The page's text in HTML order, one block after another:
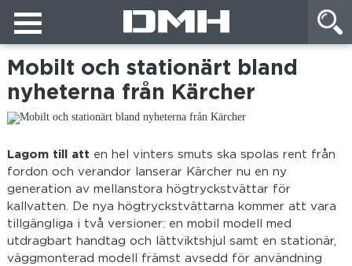
Mobilt och stationärt bland
nyheterna från Kärcher
Lagom till att en hel vinters smuts ska spolas rent från
fordon och verandor lanserar Kärcher nu en ny
generation av mellanstora högtryckstvättar för
kallvatten. De nya högtryckstvättarna kommer att vara
tillgängliga i två versioner: en mobil modell med
utdragbart handtag och lättviktshjul samt en stationär,
väggmonterad modell främst avsedd för användning